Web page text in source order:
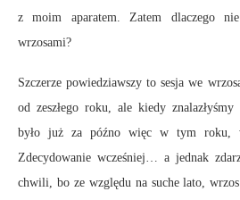
z moim aparatem. Zatem dlaczego
wrzosami?
Szczerze powiedziawszy to sesja we
od zeszłego roku, ale kiedy
było już za późno więc w tym roku,
Zdecydowanie wcześniej… a jednak
chwili, bo ze względu na suche lato,